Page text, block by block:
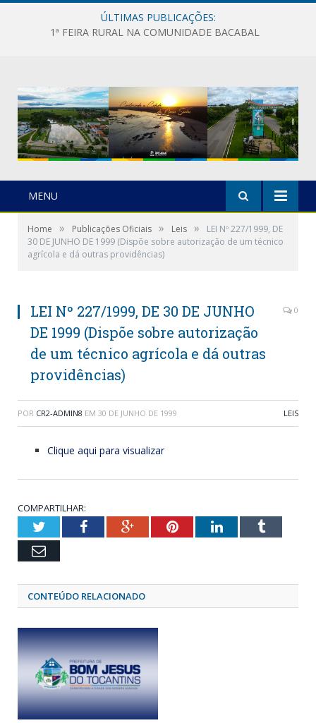
ÚLTIMAS PUBLICAÇÕES:
1ª FEIRA RURAL NA COMUNIDADE BACABAL
MENU
Home » Publicações Oficiais » Leis »
LEI Nº 227/1999, DE
30 DE JUNHO DE 1999 (Dispõe sobre autorização de um técnico
agrícola e dá outras providências)
LEI Nº 227/1999, DE 30 DE JUNHO
DE 1999 (Dispõe sobre autorização
de um técnico agrícola e dá outras
providências)
0
POR CR2-ADMIN8 EM 30 DE JUNHO DE 1999 LEIS
Clique aqui para visualizar
COMPARTILHAR:
TwitterFacebookGoogle+PinterestLinkedInTumblr
Email
CONTEÚDO RELACIONADO